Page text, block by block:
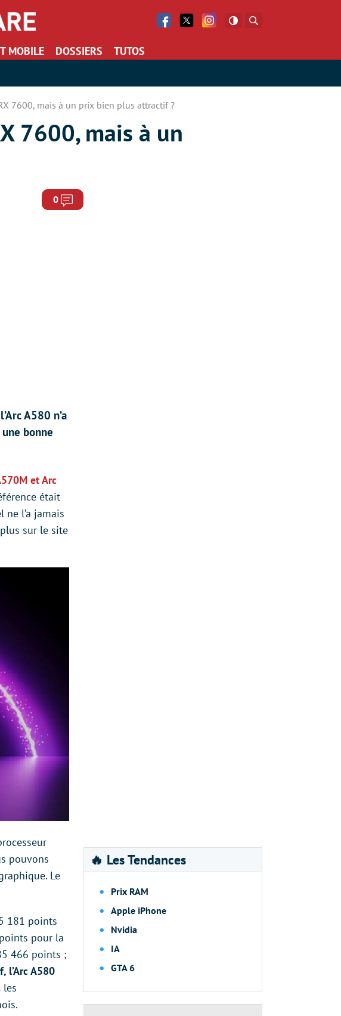
Facebook
Twitter Facebook
MOBILE DOSSIERS TUTOS
7600, mais à un prix bien plus attractif ?
7600, mais à un
0 Commentaires
A580 n’a
bonne
et Arc
était
ne l’a jamais
plus sur le site
pouvons
Le
181 points
pour la
466 points ;
l’Arc A580
les
🔥 Les Tendances
Prix RAM
Apple iPhone
Nvidia
IA
GTA 6